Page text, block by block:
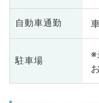
自動車通勤
駐車場
※